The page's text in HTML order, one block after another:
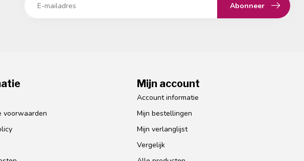
Abonneer
voorwaarden
Mijn account
Account informatie
Mijn bestellingen
Mijn verlanglijst
Vergelijk